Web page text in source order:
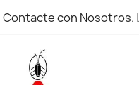
Contacte con Nosotros.